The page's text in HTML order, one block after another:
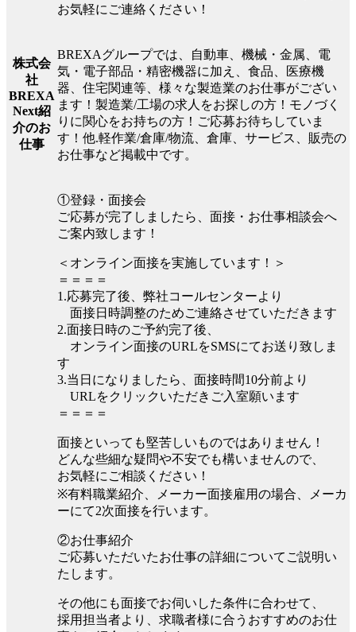
お気軽にご連絡ください！
株式会
社
BREXA
Next紹
介のお
仕事
BREXAグループでは、自動車、機械・金属、電
気・電子部品・精密機器に加え、食品、医療機
器、住宅関連等、様々な製造業のお仕事がござい
ます！製造業/工場の求人をお探しの方！モノづく
りに関心をお持ちの方！ご応募お待ちしていま
す！他.軽作業/倉庫/物流、倉庫、サービス、販売の
お仕事など掲載中です。
①登録・面接会
ご応募が完了しましたら、面接・お仕事相談会へ
ご案内致します！
＜オンライン面接を実施しています！＞
＝＝＝＝
1.応募完了後、弊社コールセンターより
面接日時調整のためご連絡させていただきます
2.面接日時のご予約完了後、
オンライン面接のURLをSMSにてお送り致しま
す
3.当日になりましたら、面接時間10分前より
URLをクリックいただきご入室願います
＝＝＝＝
面接といっても堅苦しいものではありません！
どんな些細な疑問や不安でも構いませんので、
お気軽にご相談ください！
※有料職業紹介、メーカー面接雇用の場合、メーカ
ーにて2次面接を行います。
②お仕事紹介
ご応募いただいたお仕事の詳細についてご説明い
たします。
その他にも面接でお伺いした条件に合わせて、
採用担当者より、求職者様に合うおすすめのお仕